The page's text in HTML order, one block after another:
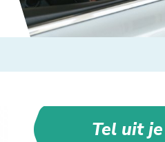
Tel uit